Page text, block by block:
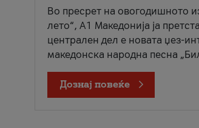
Во пресрет на овогодишното
лето“, А1 Македонија ја
централен дел е новата џез-
македонска народна песна
Дознај повеќе